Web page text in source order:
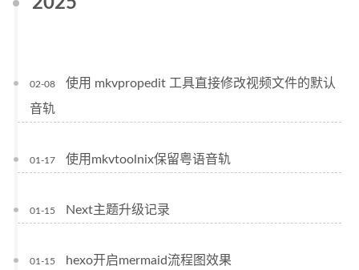
02-08
使用 mkvpropedit 工具直接修改视频文件的默认
音轨
01-17 使用mkvtoolnix保留粤语音轨
01-15 Next主题升级记录
01-15 hexo开启mermaid流程图效果